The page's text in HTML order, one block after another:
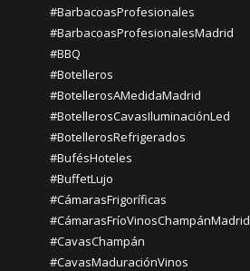
#BarbacoasProfesionales
#BarbacoasProfesionalesMadrid
#BBQ
#Botelleros
#BotellerosAMedidaMadrid
#BotellerosCavasIluminaciónLed
#BotellerosRefrigerados
#BufésHoteles
#BuffetLujo
#CámarasFrigoríficas
#CámarasFríoVinosChampánMadrid
#CavasChampán
#CavasMaduraciónVinos